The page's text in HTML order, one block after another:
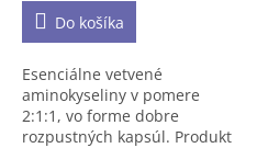
Do košíka
Esenciálne vetvené
aminokyseliny v pomere
2:1:1, vo forme dobre
rozpustných kapsúl. Produkt